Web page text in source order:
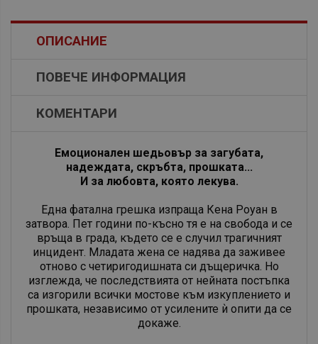
ОПИСАНИЕ
ПОВЕЧЕ ИНФОРМАЦИЯ
КОМЕНТАРИ
​Емоционален шедьовър за загубата,
надеждата, скръбта, прошката...
И за любовта, която лекува.
Eдна фатална грешка изпраща Кена Роуан в
затвора. Пет години по-късно тя е на свобода и се
връща в града, където се е случил трагичният
инцидент. Младата жена се надява да заживее
отново с четиригодишната си дъщеричка. Но
изглежда, че последствията от нейната постъпка
са изгорили всички мостове към изкуплението и
прошката, независимо от усилените ѝ опити да се
докаже.